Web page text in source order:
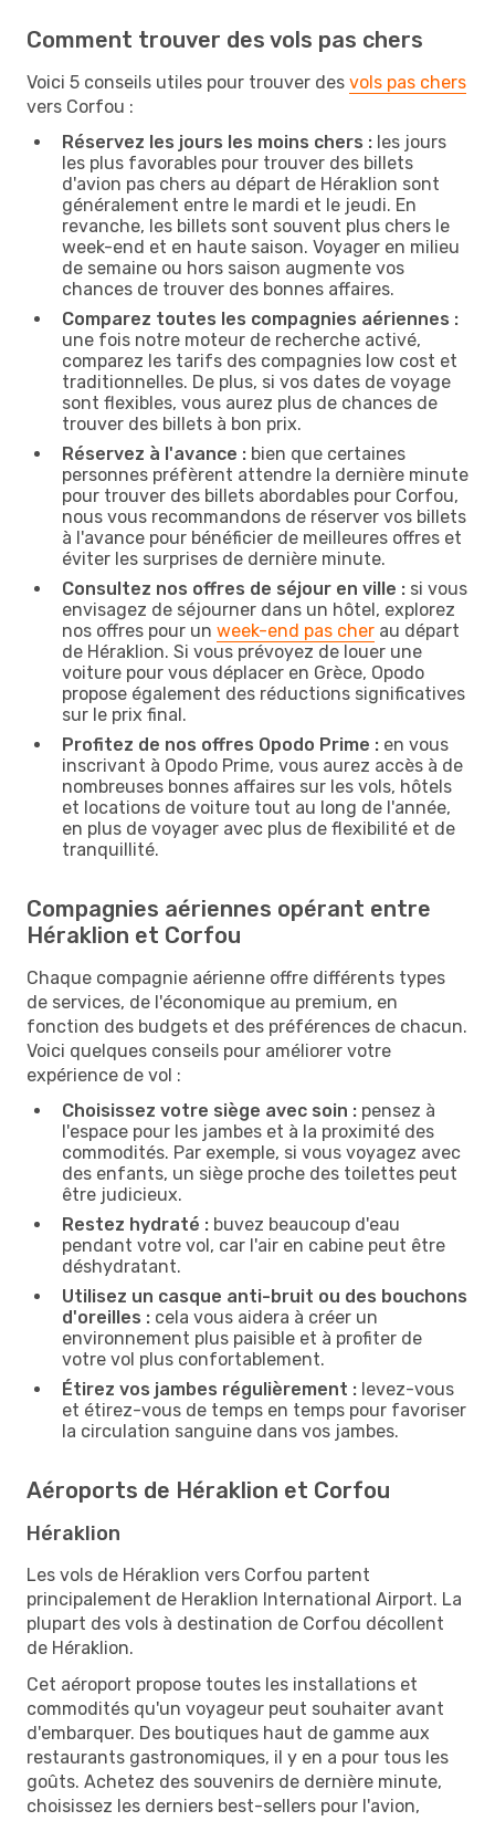
Comment trouver des vols pas chers
Voici 5 conseils utiles pour trouver des vols pas chers
vers Corfou :
Réservez les jours les moins chers : les jours
les plus favorables pour trouver des billets
d'avion pas chers au départ de Héraklion sont
généralement entre le mardi et le jeudi. En
revanche, les billets sont souvent plus chers le
week-end et en haute saison. Voyager en milieu
de semaine ou hors saison augmente vos
chances de trouver des bonnes affaires.
Comparez toutes les compagnies aériennes :
une fois notre moteur de recherche activé,
comparez les tarifs des compagnies low cost et
traditionnelles. De plus, si vos dates de voyage
sont flexibles, vous aurez plus de chances de
trouver des billets à bon prix.
Réservez à l'avance : bien que certaines
personnes préfèrent attendre la dernière minute
pour trouver des billets abordables pour Corfou,
nous vous recommandons de réserver vos billets
à l'avance pour bénéficier de meilleures offres et
éviter les surprises de dernière minute.
Consultez nos offres de séjour en ville : si vous
envisagez de séjourner dans un hôtel, explorez
nos offres pour un week-end pas cher au départ
de Héraklion. Si vous prévoyez de louer une
voiture pour vous déplacer en Grèce, Opodo
propose également des réductions significatives
sur le prix final.
Profitez de nos offres Opodo Prime : en vous
inscrivant à Opodo Prime, vous aurez accès à de
nombreuses bonnes affaires sur les vols, hôtels
et locations de voiture tout au long de l'année,
en plus de voyager avec plus de flexibilité et de
tranquillité.
Compagnies aériennes opérant entre
Héraklion et Corfou
Chaque compagnie aérienne offre différents types
de services, de l'économique au premium, en
fonction des budgets et des préférences de chacun.
Voici quelques conseils pour améliorer votre
expérience de vol :
Choisissez votre siège avec soin : pensez à
l'espace pour les jambes et à la proximité des
commodités. Par exemple, si vous voyagez avec
des enfants, un siège proche des toilettes peut
être judicieux.
Restez hydraté : buvez beaucoup d'eau
pendant votre vol, car l'air en cabine peut être
déshydratant.
Utilisez un casque anti-bruit ou des bouchons
d'oreilles : cela vous aidera à créer un
environnement plus paisible et à profiter de
votre vol plus confortablement.
Étirez vos jambes régulièrement : levez-vous
et étirez-vous de temps en temps pour favoriser
la circulation sanguine dans vos jambes.
Aéroports de Héraklion et Corfou
Héraklion
Les vols de Héraklion vers Corfou partent
principalement de Heraklion International Airport. La
plupart des vols à destination de Corfou décollent
de Héraklion.
Cet aéroport propose toutes les installations et
commodités qu'un voyageur peut souhaiter avant
d'embarquer. Des boutiques haut de gamme aux
restaurants gastronomiques, il y en a pour tous les
goûts. Achetez des souvenirs de dernière minute,
choisissez les derniers best-sellers pour l'avion,